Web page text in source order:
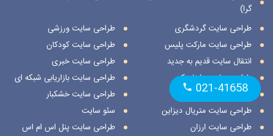
گرا)
طراحی سایت گردشگری
طراحی سایت مارکت پلیس
انتقال سایت قدیم به جدید
طراحی سایت داینامیک
طراحی سایت استاتیک
طراحی سایت متریال دیزاین
طراحی سایت ارزان
طراحی سایت ورزشی
طراحی سایت کودکان
طراحی سایت خبری
طراحی سایت بازاریابی شبکه ای
طراحی سایت خشکبار
سئو سایت
طراحی سایت پنل اس ام اس
021-41658